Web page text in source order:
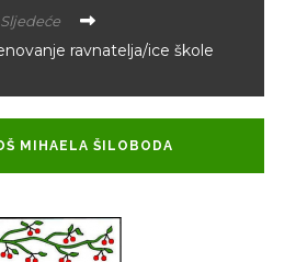
Sljedeće
ravnatelja/ice škole
MIHAELA ŠILOBODA